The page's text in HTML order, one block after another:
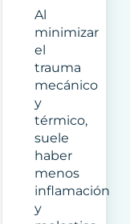
Al
minimizar
el
trauma
mecánico
y
térmico,
suele
haber
menos
inflamación
y